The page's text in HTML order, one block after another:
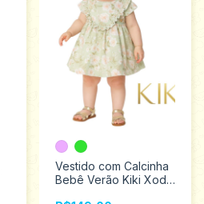
Vestido com Calcinha
Bebê Verão Kiki Xodó